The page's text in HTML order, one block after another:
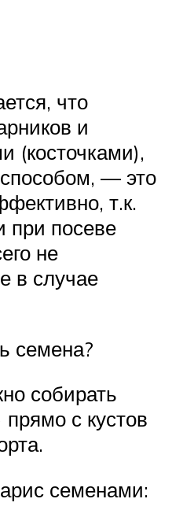
что
и
(косточками),
— это
т.к.
при посеве
не
в случае
семена?
собирать
с кустов
семенами: